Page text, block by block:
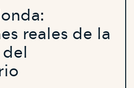
reales de la